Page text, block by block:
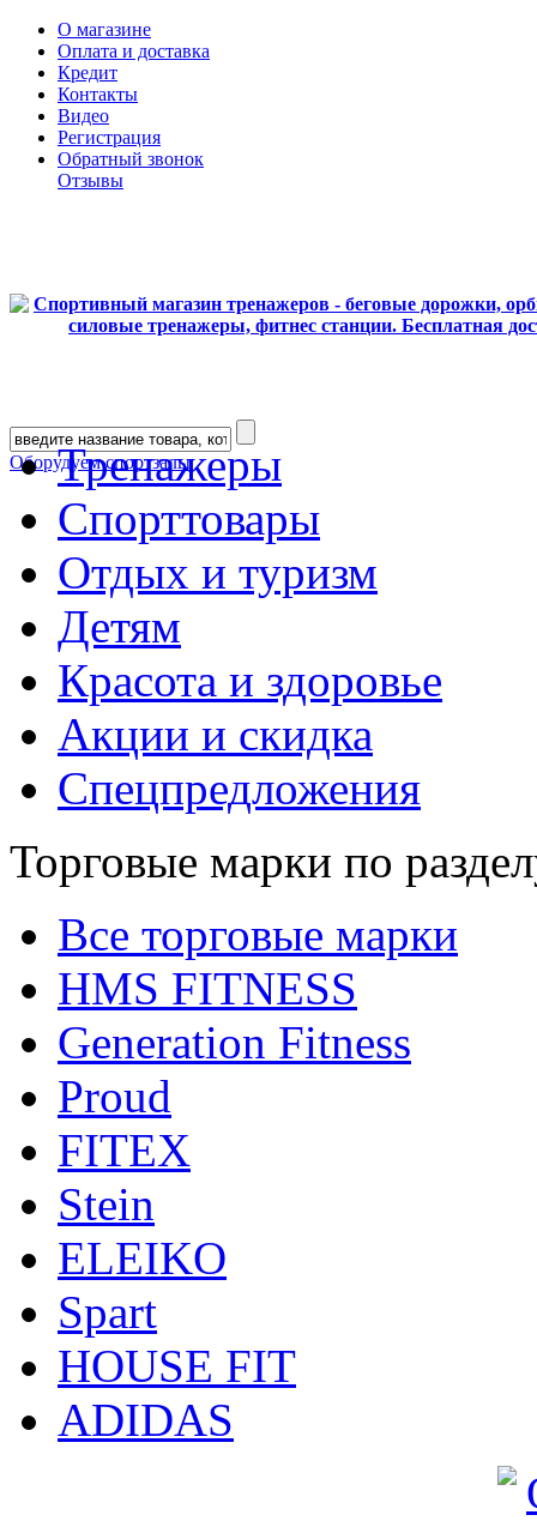
О магазине
Оплата и доставка
Кредит
Контакты
Видео
Регистрация
Обратный звонок
Отзывы
Оборудуем спортзалы
Тренажеры
Спорттовары
Отдых и туризм
Детям
Красота и здоровье
Акции и скидка
Спецпредложения
Торговые марки по
Все торговые марки
HMS FITNESS
Generation Fitness
Proud
FITEX
Stein
ELEIKO
Spart
HOUSE FIT
ADIDAS